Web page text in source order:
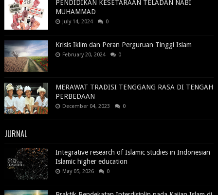
PENDIDIKAN KESETARAAN TELADAN NABI
MUHAMMAD
July 14, 2024 0
Krisis Iklim dan Peran Perguruan Tinggi Islam
February 20, 2024 0
MERAWAT TRADISI TENGGANG RASA DI TENGAH
PERBEDAAN
December 04, 2023 0
JURNAL
Integrative research of Islamic studies in Indonesian
Islamic higher education
May 05, 2026 0